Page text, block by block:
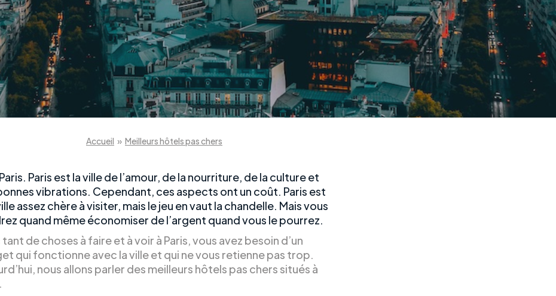
Accueil » Meilleurs hôtels pas chers
Paris est la ville de l’amour, de la nourriture, de la culture et
vibrations. Cependant, ces aspects ont un coût. Paris est
assez chère à visiter, mais le jeu en vaut la chandelle. Mais vous
quand même économiser de l’argent quand vous le pourrez.
de choses à faire et à voir à Paris, vous avez besoin d’un
qui fonctionne avec la ville et qui ne vous retienne pas trop.
nous allons parler des meilleurs hôtels pas chers situés à